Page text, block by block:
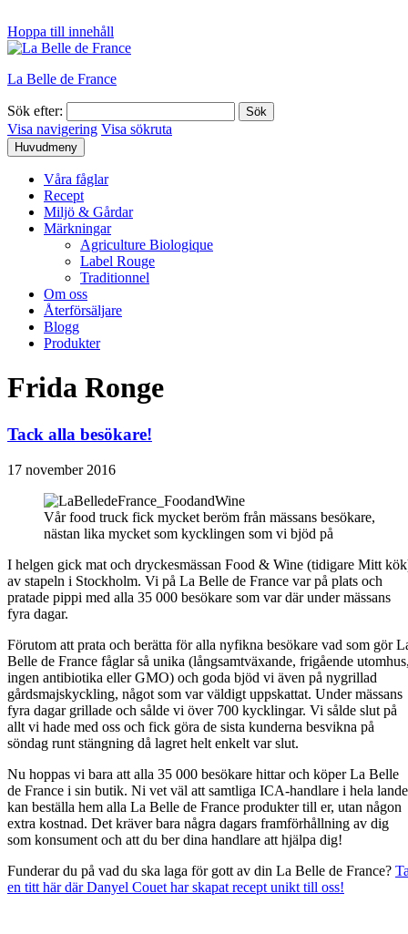
Hoppa till innehåll
La Belle de France
Sök efter:
Visa navigering Visa sökruta
Huvudmeny
Våra fåglar
Recept
Miljö & Gårdar
Märkningar
Agriculture Biologique
Label Rouge
Traditionnel
Om oss
Återförsäljare
Blogg
Produkter
Frida Ronge
Tack alla besökare!
17 november 2016
Vår food truck fick mycket beröm från mässans besökare,
nästan lika mycket som kycklingen som vi bjöd på
I helgen gick mat och dryckesmässan Food & Wine (tidigare Mitt
av stapeln i Stockholm. Vi på La Belle de France var på plats och
pratade pippi med alla 35 000 besökare som var där under mässans
fyra dagar.
Förutom att prata och berätta för alla nyfikna besökare vad som gör
Belle de France fåglar så unika (långsamtväxande, frigående
ingen antibiotika eller GMO) och goda bjöd vi även på nygrillad
gårdsmajskyckling, något som var väldigt uppskattat. Under mässans
fyra dagar grillade och sålde vi över 700 kycklingar. Vi sålde slut på
allt vi hade med oss och fick göra de sista kunderna besvikna på
söndag runt stängning då lagret helt enkelt var slut.
Nu hoppas vi bara att alla 35 000 besökare hittar och köper La Belle
de France i sin butik. Ni vet väl att samtliga ICA-handlare i hela
kan beställa hem alla La Belle de France produkter till er, utan någon
extra kostnad. Det kräver bara några dagars framförhållning av dig
som konsument och att du ber dina handlare att hjälpa dig!
Funderar du på vad du ska laga för gott av din La Belle de France?
en titt här där Danyel Couet har skapat recept unikt till oss!